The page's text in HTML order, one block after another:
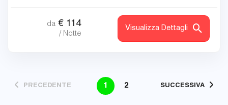
da € 114
/ Notte
Visualizza Dettagli
PRECEDENTE 1 2 SUCCESSIVA